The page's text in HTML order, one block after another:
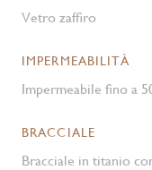
Vetro zaffiro
IMPERMEABILITÀ
Impermeabile fino a
BRACCIALE
Bracciale in titanio